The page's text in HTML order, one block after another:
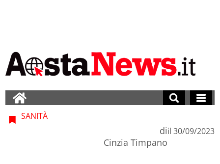
SANITÀ
di
Cinzia Timpano
il 30/09/2023